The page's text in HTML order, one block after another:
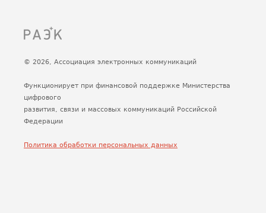
© 2026, Ассоциация электронных коммуникаций
Функционирует при финансовой поддержке Министерства
цифрового
развития, связи и массовых коммуникаций Российской
Федерации
Политика обработки персональных данных